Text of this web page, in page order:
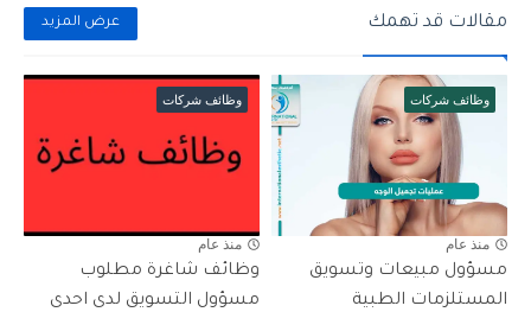
مقالات قد تهمك عرض المزيد
وظائف شركات
منذ عام
مسؤول مبيعات وتسويق
المستلزمات الطبية
وظائف شركات
منذ عام
وظائف شاغرة مطلوب
مسؤول التسويق لدى احدى